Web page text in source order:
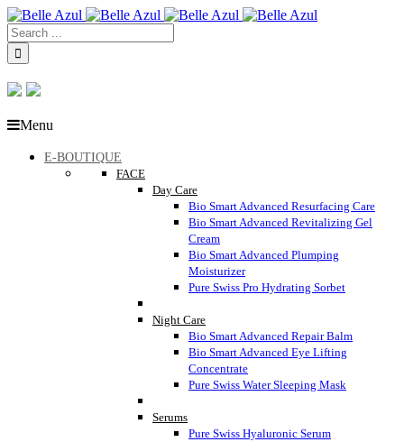
Menu
E-BOUTIQUE
FACE
Day Care
Bio Smart Advanced Resurfacing Care
Bio Smart Advanced Revitalizing Gel
Cream
Bio Smart Advanced Plumping
Moisturizer
Pure Swiss Pro Hydrating Sorbet
Night Care
Bio Smart Advanced Repair Balm
Bio Smart Advanced Eye Lifting
Concentrate
Pure Swiss Water Sleeping Mask
Serums
Pure Swiss Hyaluronic Serum